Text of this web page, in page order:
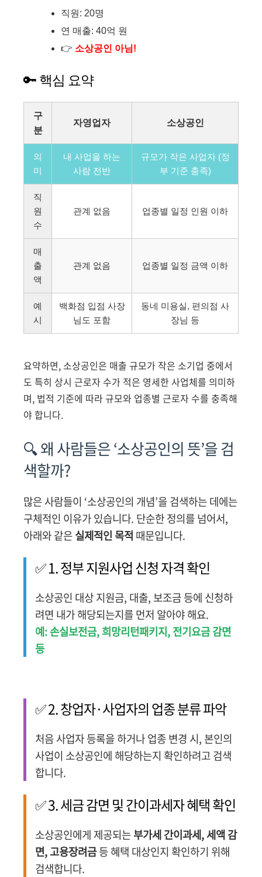
직원: 20명
연 매출: 40억 원
👉 소상공인 아님!
🔑 핵심 요약
구
분
자영업자 소상공인
의
미
내 사업을 하는
사람 전반
규모가 작은 사업자 (정
부 기준 충족)
직
원
수
관계 없음 업종별 일정 인원 이하
매
출
액
관계 없음 업종별 일정 금액 이하
예
시
백화점 입점 사장
님도 포함
동네 미용실, 편의점 사
장님 등
요약하면, 소상공인은 매출 규모가 작은 소기업 중에서
도 특히 상시 근로자 수가 적은 영세한 사업체를 의미하
며, 법적 기준에 따라 규모와 업종별 근로자 수를 충족해
야 합니다.
🔍 왜 사람들은 ‘소상공인의 뜻’을 검
색할까?
많은 사람들이 ‘소상공인의 개념’을 검색하는 데에는
구체적인 이유가 있습니다. 단순한 정의를 넘어서,
아래와 같은실제적인 목적 때문입니다.
✅ 1. 정부 지원사업 신청 자격 확인
소상공인 대상 지원금, 대출, 보조금 등에 신청하
려면 내가 해당되는지를 먼저 알아야 해요.
예: 손실보전금, 희망리턴패키지, 전기요금 감면
등
✅ 2. 창업자·사업자의 업종 분류 파악
처음 사업자 등록을 하거나 업종 변경 시, 본인의
사업이 소상공인에 해당하는지 확인하려고 검색
합니다.
✅ 3. 세금 감면 및 간이과세자 혜택 확인
소상공인에게 제공되는부가세 간이과세, 세액 감
면, 고용장려금등 혜택 대상인지 확인하기 위해
검색합니다.